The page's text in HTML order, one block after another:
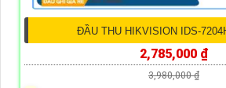
ĐẦU THU HIKVISION IDS-
2,785,000 ₫
3,980,000 ₫